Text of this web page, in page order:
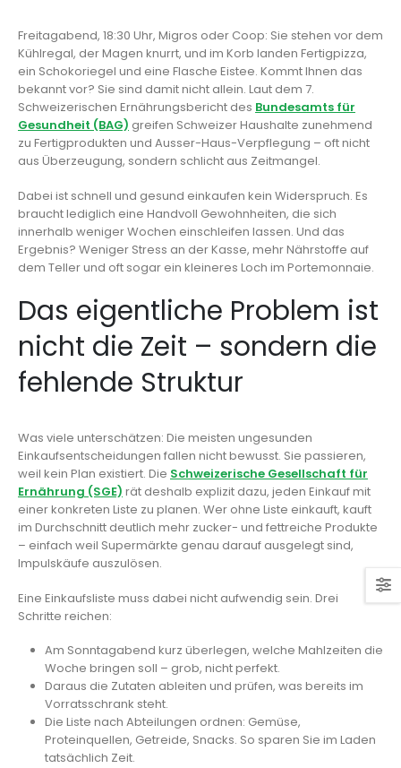
Freitagabend, 18:30 Uhr, Migros oder Coop: Sie stehen vor dem
Kühlregal, der Magen knurrt, und im Korb landen Fertigpizza,
ein Schokoriegel und eine Flasche Eistee. Kommt Ihnen das
bekannt vor? Sie sind damit nicht allein. Laut dem 7.
Schweizerischen Ernährungsbericht des Bundesamts für
Gesundheit (BAG) greifen Schweizer Haushalte zunehmend
zu Fertigprodukten und Ausser-Haus-Verpflegung – oft nicht
aus Überzeugung, sondern schlicht aus Zeitmangel.
Dabei ist schnell und gesund einkaufen kein Widerspruch. Es
braucht lediglich eine Handvoll Gewohnheiten, die sich
innerhalb weniger Wochen einschleifen lassen. Und das
Ergebnis? Weniger Stress an der Kasse, mehr Nährstoffe auf
dem Teller und oft sogar ein kleineres Loch im Portemonnaie.
Das eigentliche Problem ist
nicht die Zeit – sondern die
fehlende Struktur
Was viele unterschätzen: Die meisten ungesunden
Einkaufsentscheidungen fallen nicht bewusst. Sie passieren,
weil kein Plan existiert. Die Schweizerische Gesellschaft für
Ernährung (SGE) rät deshalb explizit dazu, jeden Einkauf mit
einer konkreten Liste zu planen. Wer ohne Liste einkauft, kauft
im Durchschnitt deutlich mehr zucker- und fettreiche Produkte
– einfach weil Supermärkte genau darauf ausgelegt sind,
Impulskäufe auszulösen.
Eine Einkaufsliste muss dabei nicht aufwendig sein. Drei
Schritte reichen:
Am Sonntagabend kurz überlegen, welche Mahlzeiten die
Woche bringen soll – grob, nicht perfekt.
Daraus die Zutaten ableiten und prüfen, was bereits im
Vorratsschrank steht.
Die Liste nach Abteilungen ordnen: Gemüse,
Proteinquellen, Getreide, Snacks. So sparen Sie im Laden
tatsächlich Zeit.